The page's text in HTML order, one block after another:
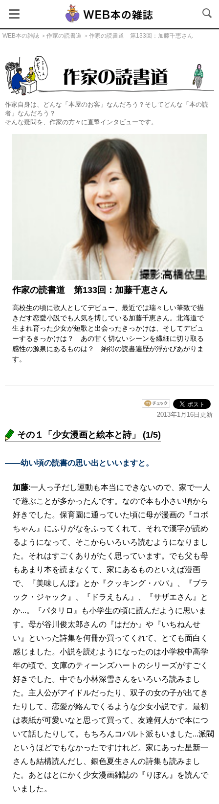
WEB本の雑誌 ＞ 作家の読書道 ＞作家の読書道 第133回：加藤千恵さん
作家の読書道
作家自身は、どんな「本屋のお客」なんだろう？そしてどんな「本の読
者」なんだろう？
そんな疑問を、作家の方々に直撃インタビューです。
作家の読書道 第133回：加藤千恵さん
高校生の頃に歌人としてデビュー、最近では瑞々しい筆致で描
きだす恋愛小説でも人気を博している加藤千恵さん。北海道で
生まれ育った少女が短歌と出会ったきっかけは、そしてデビュ
ーするきっかけは？ あの甘く切ないシーンを繊細に切り取る
感性の源泉にあるものは？ 納得の読書遍歴が浮かびあがりま
す。
2013年1月16日更新
その１「少女漫画と絵本と詩」 (1/5)
――幼い頃の読書の思い出といいますと。
加藤:一人っ子だし運動も本当にできないので、家で一人
で遊ぶことが多かったんです。なので本も小さい頃から
好きでした。保育園に通っていた頃に母が漫画の『コボ
ちゃん』にふりがなをふってくれて、それで漢字が読め
るようになって、そこからいろいろ読むようになりまし
た。それはすごくありがたく思っています。でも父も母
もあまり本を読まなくて、家にあるものといえば漫画
で、『美味しんぼ』とか『クッキング・パパ』、『ブラ
ック・ジャック』、『ドラえもん』、『サザエさん』と
か...。『パタリロ』も小学生の頃に読んだように思いま
す。母が谷川俊太郎さんの『はだか』や『いちねんせ
い』といった詩集を何冊か買ってくれて、とても面白く
感じました。小説を読むようになったのは小学校中高学
年の頃で、文庫のティーンズハートのシリーズがすごく
好きでした。中でも小林深雪さんをいろいろ読みまし
た。主人公がアイドルだったり、双子の女の子が出てき
たりして、恋愛が絡んでくるような少女小説です。最初
は表紙が可愛いなと思って買って、友達何人かで本につ
いて話したりして。もちろんコバルト派もいました...派閥
というほどでもなかったですけれど。家にあった星新一
さんも結構読んだし、銀色夏生さんの詩集も読みまし
た。あとはとにかく少女漫画雑誌の『りぼん』を読んで
いました。